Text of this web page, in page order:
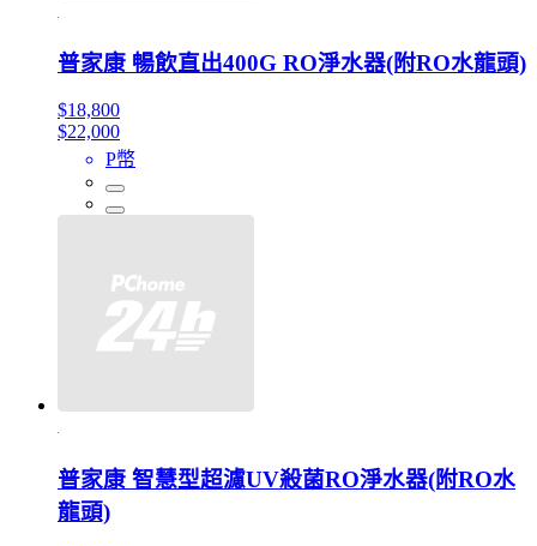
普家康 暢飲直出400G RO淨水器(附RO水龍頭)
$18,800
$22,000
P幣
普家康 智慧型超濾UV殺菌RO淨水器(附RO水
龍頭)